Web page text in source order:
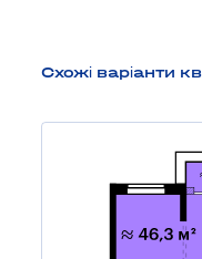
Схожі варіанти